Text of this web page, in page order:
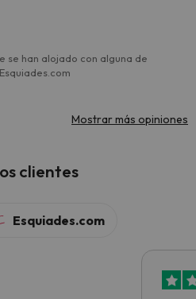
se han alojado con alguna de
Mostrar más opiniones
clientes
Esquiades.com